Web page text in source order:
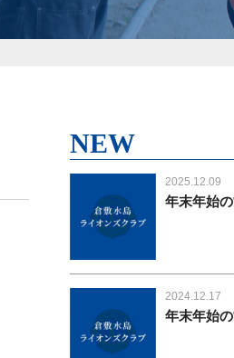
NEW
2025.12.09
年末年始
2024.12.17
年末年始